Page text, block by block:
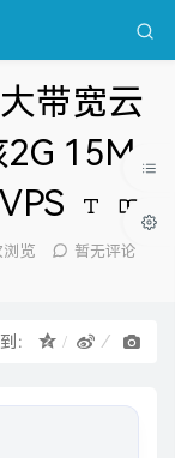
带宽云
15M
浏览
暂无评论
：